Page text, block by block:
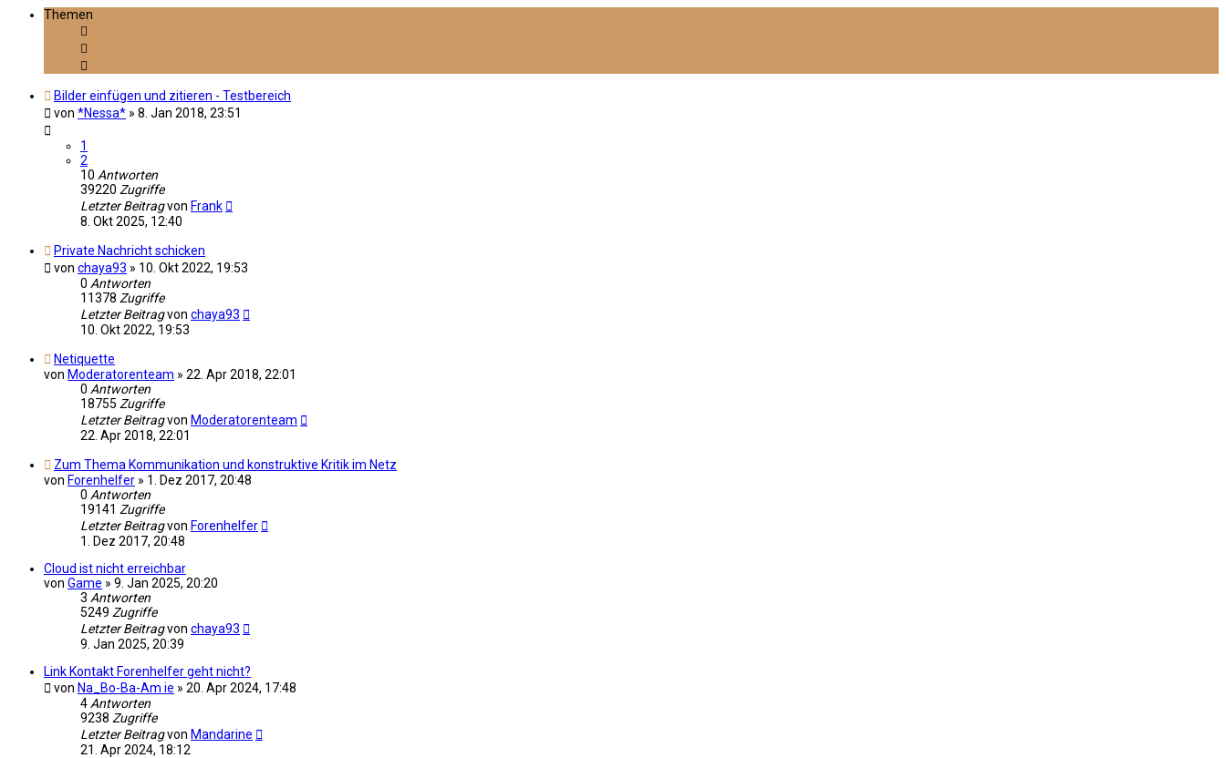
Themen
Bilder einfügen und zitieren - Testbereich
von *Nessa* » 8. Jan 2018, 23:51
1
2
10 Antworten
39220 Zugriffe
Letzter Beitragvon Frank
8. Okt 2025, 12:40
Private Nachricht schicken
von chaya93 » 10. Okt 2022, 19:53
0 Antworten
11378 Zugriffe
Letzter Beitragvon chaya93
10. Okt 2022, 19:53
Netiquette
von Moderatorenteam » 22. Apr 2018, 22:01
0 Antworten
18755 Zugriffe
Letzter Beitragvon Moderatorenteam
22. Apr 2018, 22:01
Zum Thema Kommunikation und konstruktive Kritik im Netz
von Forenhelfer » 1. Dez 2017, 20:48
0 Antworten
19141 Zugriffe
Letzter Beitragvon Forenhelfer
1. Dez 2017, 20:48
Cloud ist nicht erreichbar
von Game » 9. Jan 2025, 20:20
3 Antworten
5249 Zugriffe
Letzter Beitragvon chaya93
9. Jan 2025, 20:39
Link Kontakt Forenhelfer geht nicht?
von Na_Bo-Ba-Am ie » 20. Apr 2024, 17:48
4 Antworten
9238 Zugriffe
Letzter Beitragvon Mandarine
21. Apr 2024, 18:12